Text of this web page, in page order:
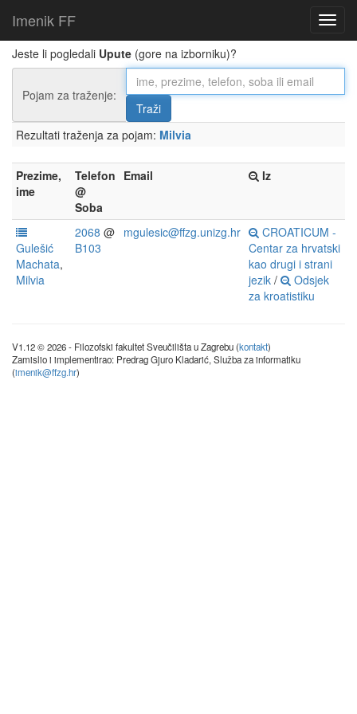
Imenik FF
Jeste li pogledali Upute (gore na izborniku)?
Pojam za traženje:
Rezultati traženja za pojam: Milvia
Prezime,
ime
Telefon
@
Soba
Email Iz
Gulešić
Machata,
Milvia
2068 @
B103
mgulesic@ffzg.unizg.hr
CROATICUM -
Centar za hrvatski
kao drugi i strani
jezik /
Odsjek
za kroatistiku
V1.12 © 2026 - Filozofski fakultet Sveučilišta u Zagrebu (kontakt)
Zamislio i implementirao: Predrag Gjuro Kladarić, Služba za informatiku
(imenik@ffzg.hr)